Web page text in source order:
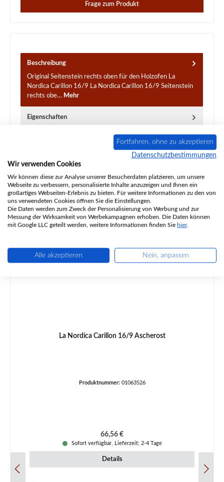
Frage zum Produkt
Beschreibung
Original Seitenstein rechts oben für den Holzofen La
Nordica Carillon 16/9 La Nordica Carillon 16/9 Seitenstein
rechts obe… Mehr
Eigenschaften
Produktgalerie überspringen
Ähnliche Artikel
La Nordica Carillon 16/9 Ascherost
Produktnummer: 01063526
Regulärer Preis:
66,56 €
Sofort verfügbar, Lieferzeit: 2-4 Tage
Details
Fortfahren, ohne zu akzeptieren
Datenschutzbestimmungen
Wir verwenden Cookies
Wir können diese zur Analyse unserer Besucherdaten platzieren, um unsere
Webseite zu verbessern, personalisierte Inhalte anzuzeigen und Ihnen ein
großartiges Webseiten-Erlebnis zu bieten. Für weitere Informationen zu den von
uns verwendeten Cookies öffnen Sie die Einstellungen.
Die Daten werden zum Zweck der Personalisierung von Werbung und zur
Messung der Wirksamkeit von Werbekampagnen erhoben. Die Daten können
mit Google LLC geteilt werden, weitere Informationen finden Sie hier.
Alle akzeptieren Nein, anpassen